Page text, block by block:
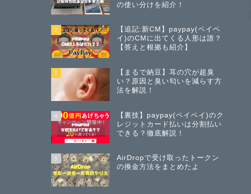
の使い分けを紹介！
2
【追記:新CM】paypay(ペイペ
イ)のCMに出てくる人形は誰？
【答えと根拠も紹介】
3
【まるで納豆】耳の穴が超臭
い？原因と臭い匂いを減らす方
法を解説！
4
【裏技】paypay(ペイペイ)のク
レジットカード払いは分割払い
できる？徹底解説！
5
AirDropで受け取ったトークン
の換金方法をまとめたよ